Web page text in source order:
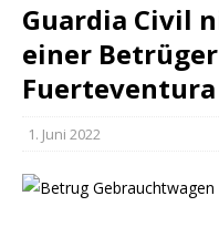
Guardia Civil
einer
1. Juni 2022